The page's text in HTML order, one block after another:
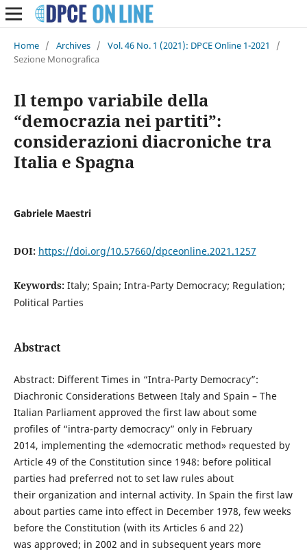
Home / Archives / Vol. 46 No. 1 (2021): DPCE Online 1-2021
/
Sezione Monografica
Il tempo variabile della
“democrazia nei partiti”:
considerazioni diacroniche tra
Italia e Spagna
Gabriele Maestri
DOI: https://doi.org/10.57660/dpceonline.2021.1257
Keywords: Italy; Spain; Intra-Party Democracy; Regulation;
Political Parties
Abstract
Abstract: Different Times in “Intra-Party Democracy”:
Diachronic Considerations Between Italy and Spain – The
Italian Parliament approved the first law about some
profiles of “intra-party democracy” only in February
2014, implementing the «democratic method» requested by
Article 49 of the Constitution since 1948: before political
parties had preferred not to set law rules about
their organization and internal activity. In Spain the first law
about parties came into effect in December 1978, few weeks
before the Constitution (with its Articles 6 and 22)
was approved; in 2002 and in subsequent years more